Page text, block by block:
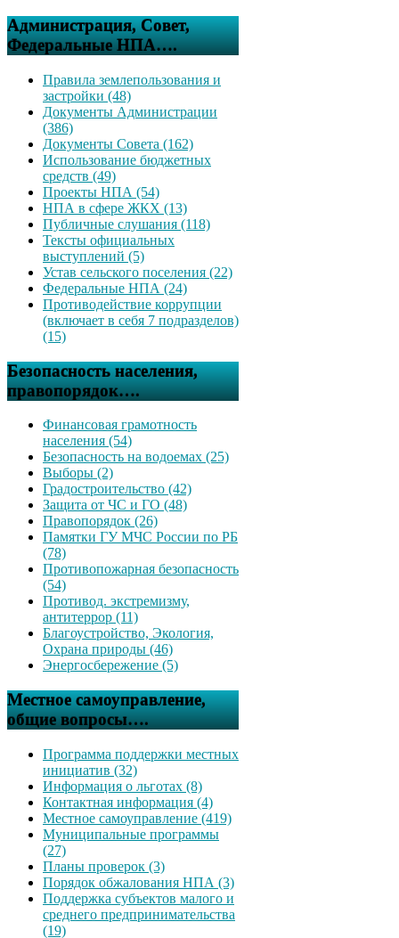
Администрация, Совет,
Федеральные НПА….
Правила землепользования и
застройки (48)
Документы Администрации
(386)
Документы Совета (162)
Использование бюджетных
средств (49)
Проекты НПА (54)
НПА в сфере ЖКХ (13)
Публичные слушания (118)
Тексты официальных
выступлений (5)
Устав сельского поселения (22)
Федеральные НПА (24)
Противодействие коррупции
(включает в себя 7 подразделов)
(15)
Безопасность населения,
правопорядок….
Финансовая грамотность
населения (54)
Безопасность на водоемах (25)
Выборы (2)
Градостроительство (42)
Защита от ЧС и ГО (48)
Правопорядок (26)
Памятки ГУ МЧС России по РБ
(78)
Противопожарная безопасность
(54)
Противод. экстремизму,
антитеррор (11)
Благоустройство, Экология,
Охрана природы (46)
Энергосбережение (5)
Местное самоуправление,
общие вопросы….
Программа поддержки местных
инициатив (32)
Информация о льготах (8)
Контактная информация (4)
Местное самоуправление (419)
Муниципальные программы
(27)
Планы проверок (3)
Порядок обжалования НПА (3)
Поддержка субъектов малого и
среднего предпринимательства
(19)